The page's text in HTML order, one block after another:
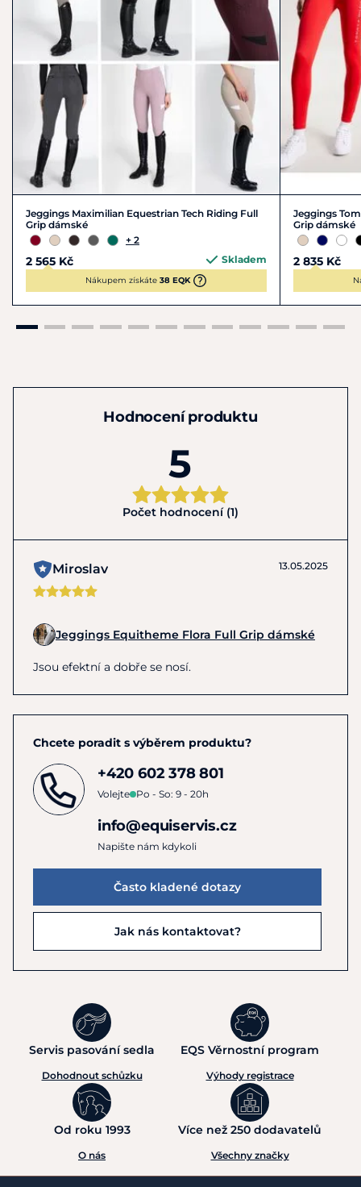
Jeggings Maximilian Equestrian Tech Riding Full
Grip dámské
+ 2
2 565 Kč Skladem
Nákupem získáte38 EQK
Jeggings
Grip dámské
2 835 Kč
Hodnocení produktu
5
Počet hodnocení (1)
Miroslav 13.05.2025
Jeggings Equitheme Flora Full Grip dámské
Jsou efektní a dobře se nosí.
Chcete poradit s výběrem produktu?
+420 602 378 801
Volejte Po - So: 9 - 20h
info@equiservis.cz
Napište nám kdykoli
Často kladené dotazy
Jak nás kontaktovat?
Servis pasování sedla
Dohodnout schůzku
EQS Věrnostní program
Výhody registrace
Od roku 1993
O nás
Více než 250 dodavatelů
Všechny značky